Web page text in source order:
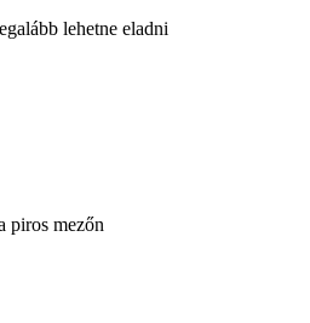
lehetne eladni
piros mezőn